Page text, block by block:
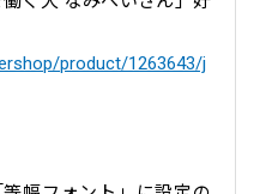
product/1263643/j